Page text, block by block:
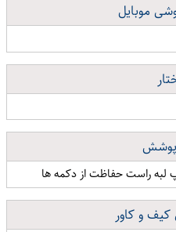
موبایل
لبه راست حفاظت از دکمه ها
و کاور